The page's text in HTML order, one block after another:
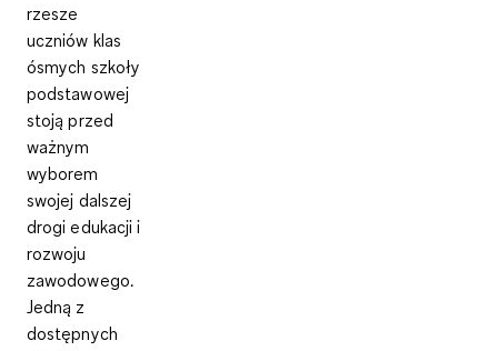
rzesze
uczniów klas
ósmych szkoły
podstawowej
stoją przed
ważnym
wyborem
swojej dalszej
drogi edukacji i
rozwoju
zawodowego.
Jedną z
dostępnych